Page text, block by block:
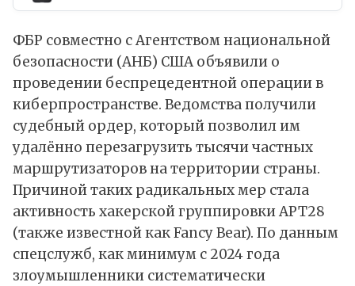
ФБР совместно с Агентством национальной
безопасности (АНБ) США объявили о
проведении беспрецедентной операции в
киберпространстве. Ведомства получили
судебный ордер, который позволил им
удалённо перезагрузить тысячи частных
маршрутизаторов на территории страны.
Причиной таких радикальных мер стала
активность хакерской группировки APT28
(также известной как Fancy Bear). По данным
спецслужб, как минимум с 2024 года
злоумышленники систематически